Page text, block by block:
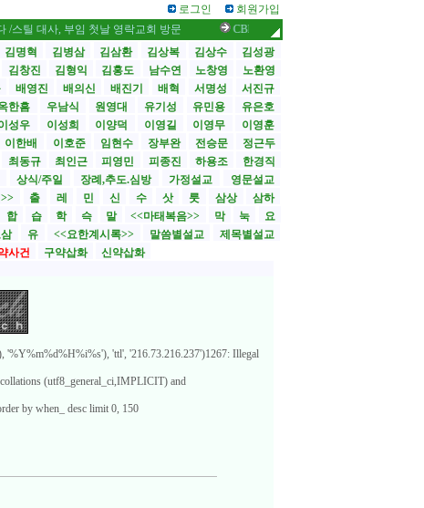
로그인 회원가입
, 부임 첫날 영락교회 방문
CBMC 한국대회 내달 12일 개막 / 성도가 ‘죽고
김명혁 김병삼 김삼환 김상복 김상수
김성광
김창진 김형익 김홍도 남수연 노창영
노환영
배영진 배의신 배진기 배혁 서명성
서진규
한흠 우남식 원영대 유기성 유민용
유은호
성우 이성희 이양덕 이영길 이영무
이영훈
이한배 이호준 임현수 장부완 전승문
정근두
최동규 최인근 피영민 피종진 하용조
한경직
상식/주일 장례,추도.심방 가정설교
영문설교
출 레 민 신 수 삿 룻 삼상
삼하
합 습 학 슥 말 <<마태복음>> 막 눅
요
유 <<요한계시록>> 말씀별설교
제목별설교
사건 구약삽화
신약삽화
'ttl', '216.73.216.237')1267: Illegal
(utf8_general_ci,IMPLICIT) and
by when_ desc limit 0, 150